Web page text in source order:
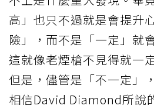
高」也只不過就是會提升
險」，而不是「一定」就
這就像老煙槍不見得就一
但是，儘管是「不一定」
相信David Diamond所說